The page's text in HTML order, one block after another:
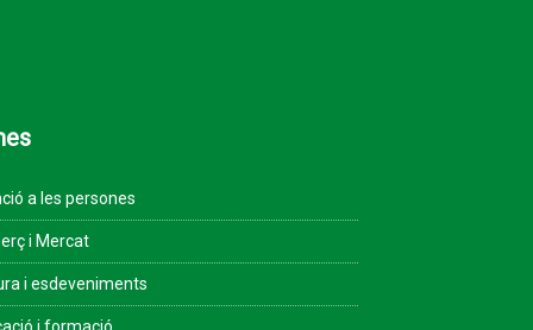
a les persones
i Mercat
i esdeveniments